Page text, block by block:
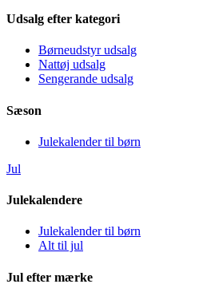
Udsalg efter kategori
Børneudstyr udsalg
Nattøj udsalg
Sengerande udsalg
Sæson
Julekalender til børn
Jul
Julekalendere
Julekalender til børn
Alt til jul
Jul efter mærke